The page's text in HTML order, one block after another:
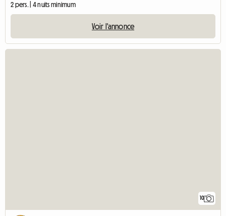
2 pers. | 4 nuits minimum
Voir l'annonce
10